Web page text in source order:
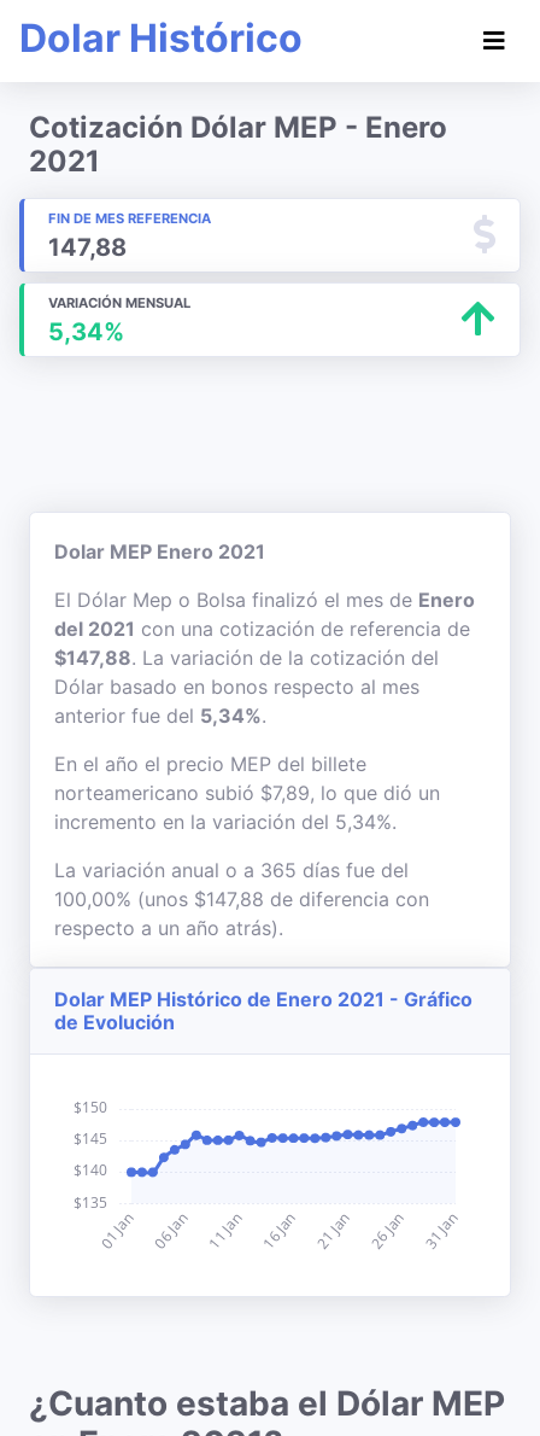
Dolar Histórico
Cotización Dólar MEP - Enero
2021
FIN DE MES REFERENCIA
147,88
VARIACIÓN MENSUAL
5,34%
Dolar MEP Enero 2021
El Dólar Mep o Bolsa finalizó el mes de Enero
del 2021 con una cotización de referencia de
$147,88. La variación de la cotización del
Dólar basado en bonos respecto al mes
anterior fue del 5,34%.
En el año el precio MEP del billete
norteamericano subió $7,89, lo que dió un
incremento en la variación del 5,34%.
La variación anual o a 365 días fue del
100,00% (unos $147,88 de diferencia con
respecto a un año atrás).
Dolar MEP Histórico de Enero 2021 - Gráfico
de Evolución
¿Cuanto estaba el Dólar MEP